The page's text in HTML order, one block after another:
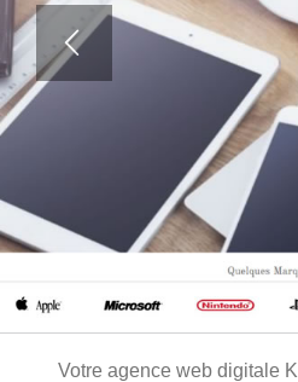
Votre agence web digitale K